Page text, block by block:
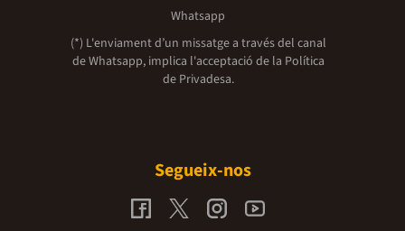
Whatsapp
(*) L'enviament d’un missatge a través del canal
de Whatsapp, implica l'acceptació de la Política
de Privadesa.
Segueix-nos